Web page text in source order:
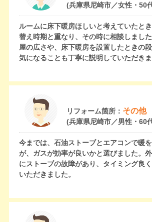
(兵庫県尼崎市／女性・50
ルームに床下暖房ほしいと考えていたと
替え時期と重なり、その時に相談しまし
屋の広さや、床下暖房を設置したときの段
気になることも丁寧に説明していただきま
リフォーム箇所： その他
(兵庫県尼崎市／男性・60
今までは、石油ストーブとエアコンで暖
が、ガスが効率が良いかと選びました。
にストーブの故障があり、タイミング良
いただきました。